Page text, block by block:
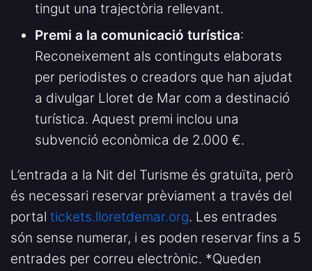
tingut una trajectòria rellevant.
Premi a la comunicació turística:
Reconeixement als continguts elaborats
per periodistes o creadors que han ajudat
a divulgar Lloret de Mar com a destinació
turística. Aquest premi inclou una
subvenció econòmica de 2.000 €.
L’entrada a la Nit del Turisme és gratuïta, però
és necessari reservar prèviament a través del
portal tickets.lloretdemar.org. Les entrades
són sense numerar, i es poden reservar fins a 5
entrades per correu electrònic. *Queden